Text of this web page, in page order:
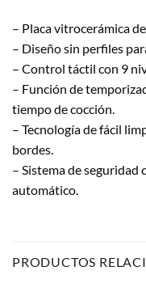
– Placa vitrocerámica
– Diseño sin perfiles
– Control táctil con 9
– Función de
tiempo de cocción.
– Tecnología de fácil
bordes.
– Sistema de
automático.
PRODUCTOS